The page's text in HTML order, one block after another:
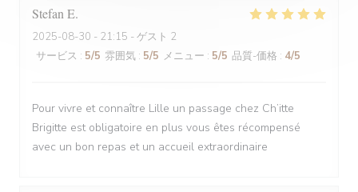
Stefan E
2025-08-30 - 21:15 - ゲスト 2
サービス : 5/5 雰囲気 : 5/5 メニュー : 5/5 品質-価格 : 4/5
Pour vivre et connaître Lille un passage chez Ch’itte
Brigitte est obligatoire en plus vous êtes récompensé
avec un bon repas et un accueil extraordinaire